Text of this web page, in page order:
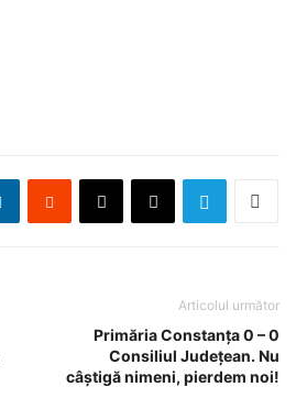
Articolul următor
Primăria Constanţa 0 – 0
Consiliul Judeţean. Nu
câştigă nimeni, pierdem noi!